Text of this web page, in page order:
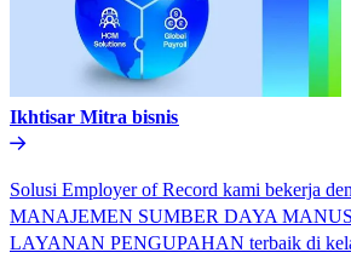
Ikhtisar Mitra bisnis​​
Solusi Employer of Record kami bekerja
MANAJEMEN SUMBER DAYA
LAYANAN PENGUPAHAN terbaik di